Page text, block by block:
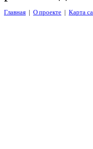
Главная | О проекте | Карта